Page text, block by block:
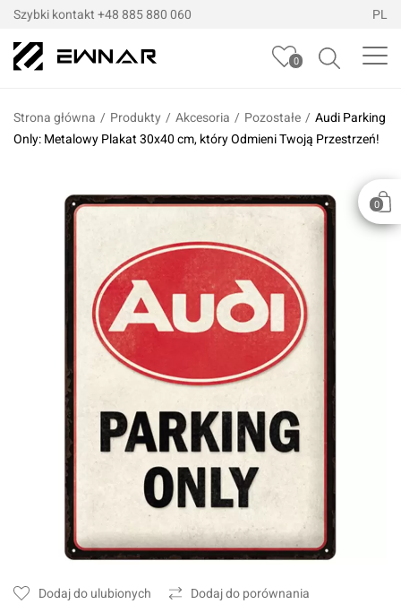
Szybki kontakt +48 885 880 060 PL
0
0
Strona główna / Produkty / Akcesoria / Pozostałe / Audi Parking
Only: Metalowy Plakat 30x40 cm, który Odmieni Twoją Przestrzeń!
Dodaj do ulubionych Dodaj do porównania